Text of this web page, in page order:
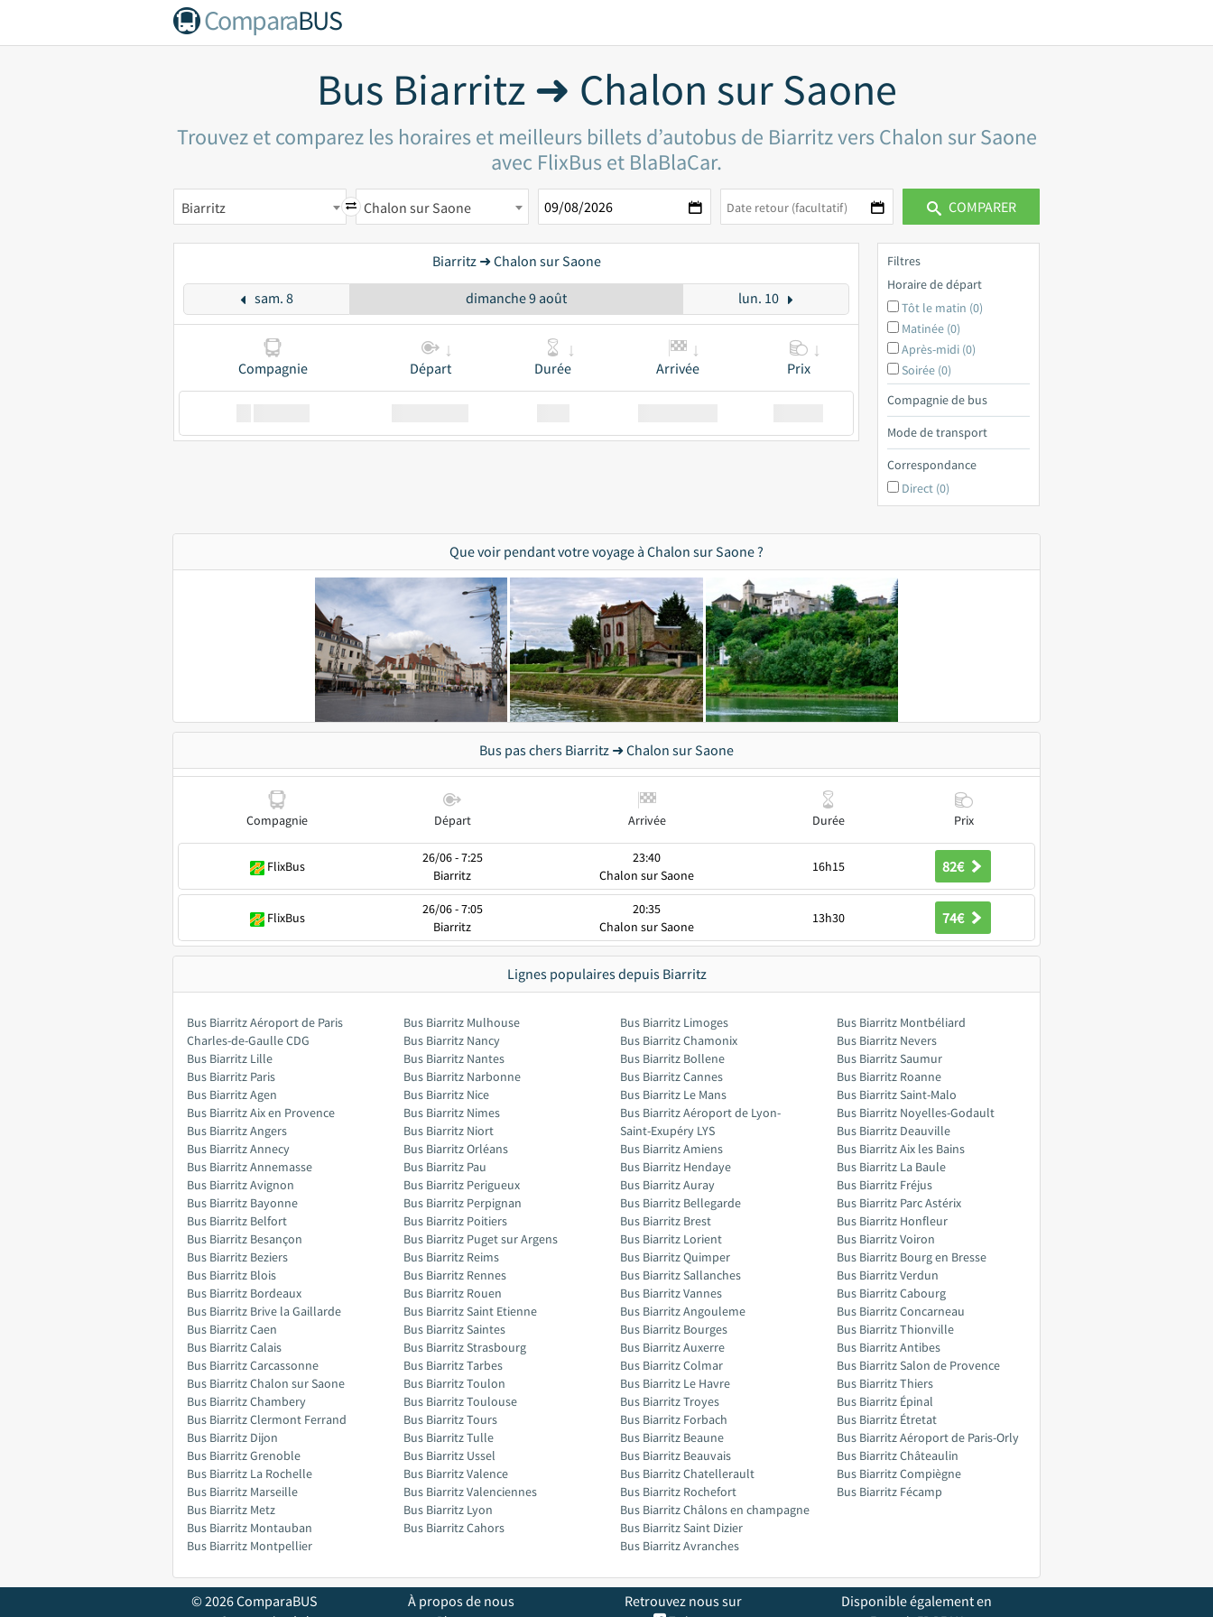
ComparaBUS
Bus Biarritz ➜ Chalon sur Saone
Trouvez et comparez les horaires et meilleurs billets d’autobus de Biarritz vers Chalon sur Saone
avec FlixBus et BlaBlaCar.
Biarritz Chalon sur Saone COMPARER
Biarritz ➜ Chalon sur Saone
sam. 8 dimanche 9 août lun. 10
Compagnie Départ Durée Arrivée Prix
Filtres
Horaire de départ
Tôt le matin (0)
Matinée (0)
Après-midi (0)
Soirée (0)
Compagnie de bus
Mode de transport
Correspondance
Direct (0)
Que voir pendant votre voyage à Chalon sur Saone ?
Bus pas chers Biarritz ➜ Chalon sur Saone
Compagnie Départ Arrivée Durée Prix
FlixBus
26/06 - 7:25
Biarritz
23:40
Chalon sur Saone
16h15 82€
FlixBus
26/06 - 7:05
Biarritz
20:35
Chalon sur Saone
13h30 74€
Lignes populaires depuis Biarritz
Bus Biarritz Aéroport de Paris
Charles-de-Gaulle CDG
Bus Biarritz Lille
Bus Biarritz Paris
Bus Biarritz Agen
Bus Biarritz Aix en Provence
Bus Biarritz Angers
Bus Biarritz Annecy
Bus Biarritz Annemasse
Bus Biarritz Avignon
Bus Biarritz Bayonne
Bus Biarritz Belfort
Bus Biarritz Besançon
Bus Biarritz Beziers
Bus Biarritz Blois
Bus Biarritz Bordeaux
Bus Biarritz Brive la Gaillarde
Bus Biarritz Caen
Bus Biarritz Calais
Bus Biarritz Carcassonne
Bus Biarritz Chalon sur Saone
Bus Biarritz Chambery
Bus Biarritz Clermont Ferrand
Bus Biarritz Dijon
Bus Biarritz Grenoble
Bus Biarritz La Rochelle
Bus Biarritz Marseille
Bus Biarritz Metz
Bus Biarritz Montauban
Bus Biarritz Montpellier
Bus Biarritz Mulhouse
Bus Biarritz Nancy
Bus Biarritz Nantes
Bus Biarritz Narbonne
Bus Biarritz Nice
Bus Biarritz Nimes
Bus Biarritz Niort
Bus Biarritz Orléans
Bus Biarritz Pau
Bus Biarritz Perigueux
Bus Biarritz Perpignan
Bus Biarritz Poitiers
Bus Biarritz Puget sur Argens
Bus Biarritz Reims
Bus Biarritz Rennes
Bus Biarritz Rouen
Bus Biarritz Saint Etienne
Bus Biarritz Saintes
Bus Biarritz Strasbourg
Bus Biarritz Tarbes
Bus Biarritz Toulon
Bus Biarritz Toulouse
Bus Biarritz Tours
Bus Biarritz Tulle
Bus Biarritz Ussel
Bus Biarritz Valence
Bus Biarritz Valenciennes
Bus Biarritz Lyon
Bus Biarritz Cahors
Bus Biarritz Limoges
Bus Biarritz Chamonix
Bus Biarritz Bollene
Bus Biarritz Cannes
Bus Biarritz Le Mans
Bus Biarritz Aéroport de Lyon-
Saint-Exupéry LYS
Bus Biarritz Amiens
Bus Biarritz Hendaye
Bus Biarritz Auray
Bus Biarritz Bellegarde
Bus Biarritz Brest
Bus Biarritz Lorient
Bus Biarritz Quimper
Bus Biarritz Sallanches
Bus Biarritz Vannes
Bus Biarritz Angouleme
Bus Biarritz Bourges
Bus Biarritz Auxerre
Bus Biarritz Colmar
Bus Biarritz Le Havre
Bus Biarritz Troyes
Bus Biarritz Forbach
Bus Biarritz Beaune
Bus Biarritz Beauvais
Bus Biarritz Chatellerault
Bus Biarritz Rochefort
Bus Biarritz Châlons en champagne
Bus Biarritz Saint Dizier
Bus Biarritz Avranches
Bus Biarritz Montbéliard
Bus Biarritz Nevers
Bus Biarritz Saumur
Bus Biarritz Roanne
Bus Biarritz Saint-Malo
Bus Biarritz Noyelles-Godault
Bus Biarritz Deauville
Bus Biarritz Aix les Bains
Bus Biarritz La Baule
Bus Biarritz Fréjus
Bus Biarritz Parc Astérix
Bus Biarritz Honfleur
Bus Biarritz Voiron
Bus Biarritz Bourg en Bresse
Bus Biarritz Verdun
Bus Biarritz Cabourg
Bus Biarritz Concarneau
Bus Biarritz Thionville
Bus Biarritz Antibes
Bus Biarritz Salon de Provence
Bus Biarritz Thiers
Bus Biarritz Épinal
Bus Biarritz Étretat
Bus Biarritz Aéroport de Paris-Orly
Bus Biarritz Châteaulin
Bus Biarritz Compiègne
Bus Biarritz Fécamp
© 2026 ComparaBUS À propos de nous Retrouvez nous sur Disponible également en